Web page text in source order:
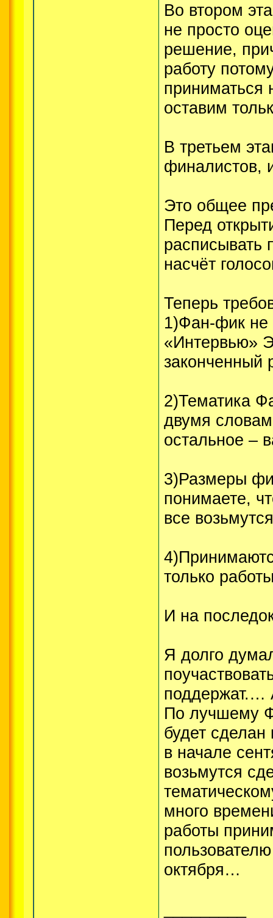
Во втором
не просто
решение,
работу
приниматься
оставим
В третьем
финалистов,
Это общее
Перед
расписывать
насчёт
Теперь
1)Фан-фик
«Интервью»
законченный
2)Тематика
двумя
остальное –
3)Размеры
понимаете,
все
только
И на
Я долго
поддержат.…
По лучшему
будет
в начале
возьмутся
много
работы
октября…